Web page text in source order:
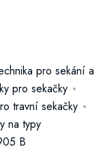
pro sekání a
pro sekačky
travní sekačky
na typy
B